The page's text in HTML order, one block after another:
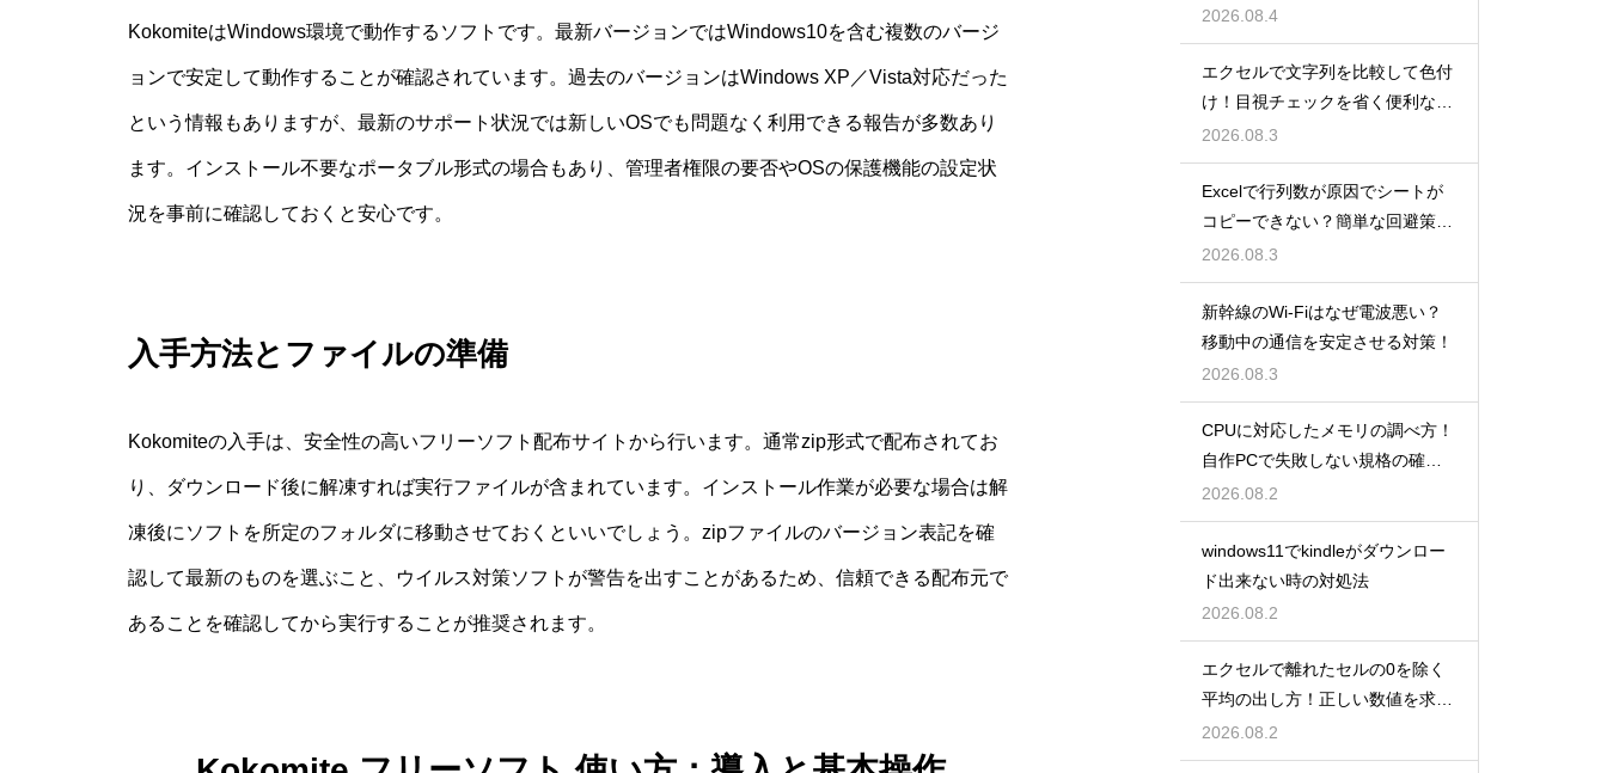
KokomiteはWindows環境で動作するソフトです。最新バージョンではWindows10を含む複数のバージ
ョンで安定して動作することが確認されています。過去のバージョンはWindows XP／Vista対応だった
という情報もありますが、最新のサポート状況では新しいOSでも問題なく利用できる報告が多数あり
ます。インストール不要なポータブル形式の場合もあり、管理者権限の要否やOSの保護機能の設定状
況を事前に確認しておくと安心です。
入手方法とファイルの準備
Kokomiteの入手は、安全性の高いフリーソフト配布サイトから行います。通常zip形式で配布されてお
り、ダウンロード後に解凍すれば実行ファイルが含まれています。インストール作業が必要な場合は解
凍後にソフトを所定のフォルダに移動させておくといいでしょう。zipファイルのバージョン表記を確
認して最新のものを選ぶこと、ウイルス対策ソフトが警告を出すことがあるため、信頼できる配布元で
あることを確認してから実行することが推奨されます。
を上げる
2026.08.4
エクセルで文字列を比較して色付
け！目視チェックを省く便利な関
数
2026.08.3
Excelで行列数が原因でシートが
コピーできない？簡単な回避策を
解説
2026.08.3
新幹線のWi-Fiはなぜ電波悪い？
移動中の通信を安定させる対策！
2026.08.3
CPUに対応したメモリの調べ方！
自作PCで失敗しない規格の確認
手順
2026.08.2
windows11でkindleがダウンロー
ド出来ない時の対処法
2026.08.2
エクセルで離れたセルの0を除く
平均の出し方！正しい数値を求め
る！
2026.08.2